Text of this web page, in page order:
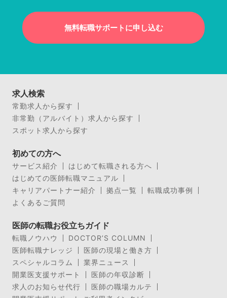
無料転職サポートに申し込む
求人検索
常勤求人から探す
非常勤（アルバイト）求人から探す
スポット求人から探す
初めての方へ
サービス紹介
はじめて転職される方へ
はじめての医師転職マニュアル
キャリアパートナー紹介
拠点一覧
転職成功事例
よくあるご質問
医師の転職お役立ちガイド
転職ノウハウ
DOCTOR’S COLUMN
医師転職ナレッジ
医師の現場と働き方
スペシャルコラム
業界ニュース
開業医支援サポート
医師の年収診断
求人のお知らせ代行
医師の職場カルテ